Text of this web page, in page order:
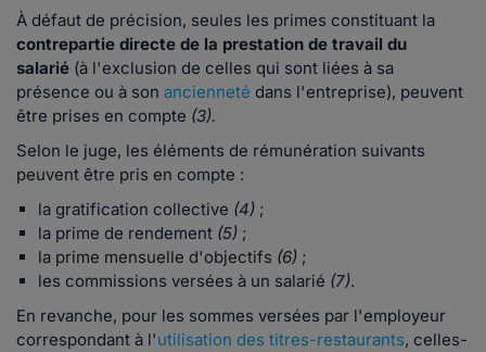
À défaut de précision, seules les primes constituant la
contrepartie directe de la prestation de travail du
salarié (à l'exclusion de celles qui sont liées à sa
présence ou à son ancienneté dans l'entreprise), peuvent
être prises en compte (3).
Selon le juge, les éléments de rémunération suivants
peuvent être pris en compte :
la gratification collective (4) ;
la prime de rendement (5) ;
la prime mensuelle d'objectifs (6) ;
les commissions versées à un salarié (7).
En revanche, pour les sommes versées par l'employeur
correspondant à l'utilisation des titres-restaurants, celles-